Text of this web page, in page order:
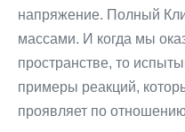
напряжение. Полный
массами. И когда мы
пространстве, то
примеры реакций,
проявляет по